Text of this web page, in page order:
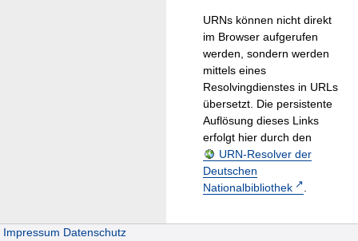
URNs können nicht direkt
im Browser aufgerufen
werden, sondern werden
mittels eines
Resolvingdienstes in URLs
übersetzt. Die persistente
Auflösung dieses Links
erfolgt hier durch den
URN-Resolver der
Deutschen
Nationalbibliothek
.
Impressum Datenschutz